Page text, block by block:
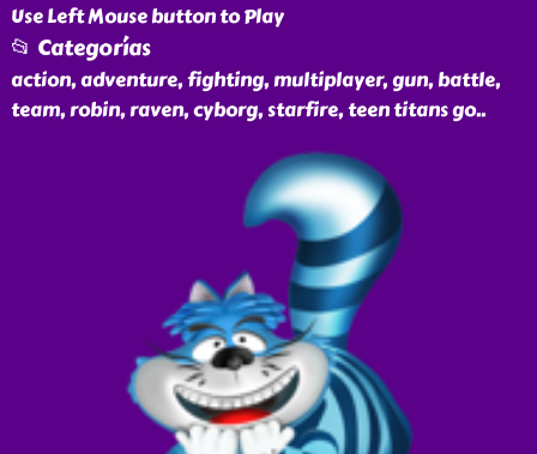
Use Left Mouse button to Play
📂 Categorías
action, adventure, fighting, multiplayer, gun, battle,
team, robin, raven, cyborg, starfire, teen titans go..